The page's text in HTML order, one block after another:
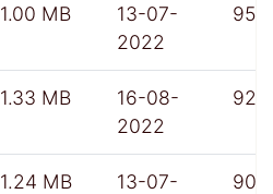
1.00 MB
13-07-
2022
956
1.33 MB
16-08-
2022
925
1.24 MB
13-07-
904